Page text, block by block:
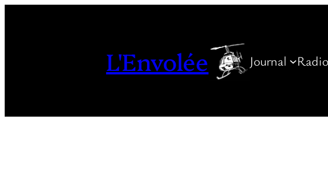
L'Envolée Journal Radio